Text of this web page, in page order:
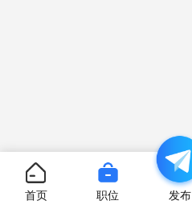
首页 职位 发布